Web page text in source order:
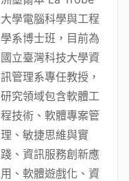
大學電腦科學與工程
學系博士班，目前為
國立臺灣科技大學資
訊管理系專任教授，
研究領域包含軟體工
程技術、軟體專案管
理、敏捷思維與實
踐、資訊服務創新應
用、軟體遊戲化、資